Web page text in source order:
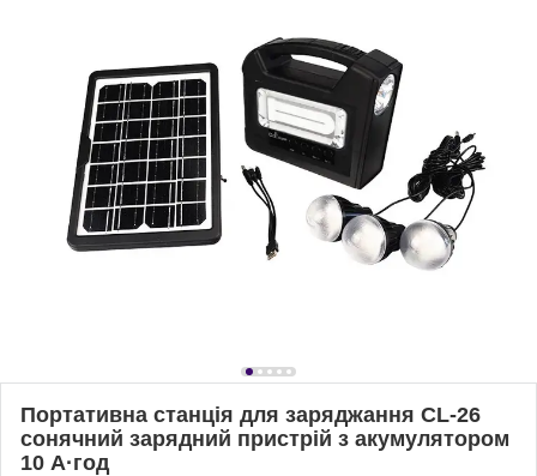
Портативна станція для заряджання CL-26
сонячний зарядний пристрій з акумулятором
10 А·год